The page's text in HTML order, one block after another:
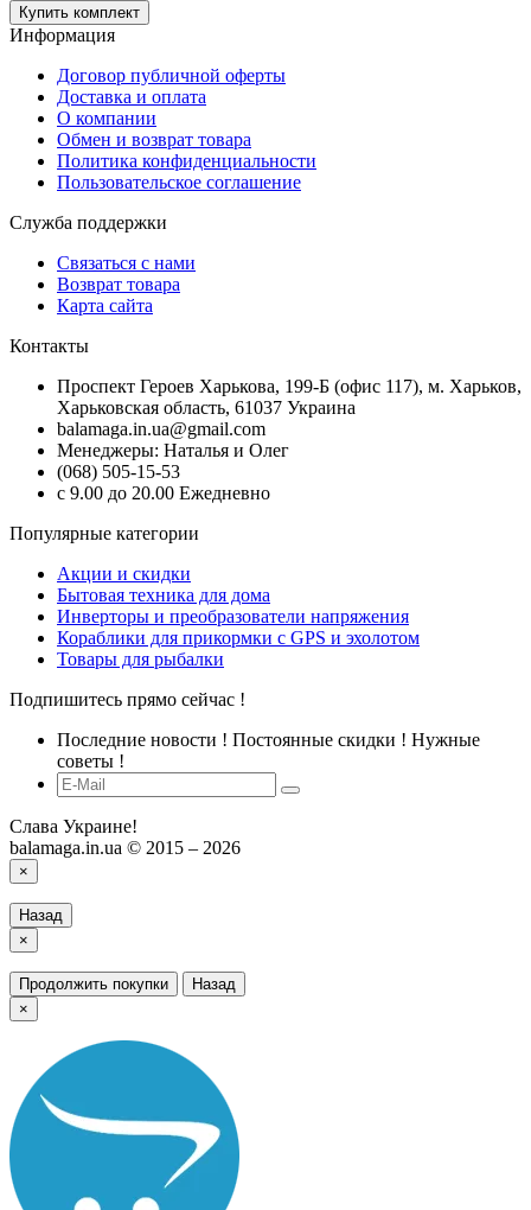
Купить комплект
Информация
Договор публичной оферты
Доставка и оплата
О компании
Обмен и возврат товара
Политика конфиденциальности
Пользовательское соглашение
Служба поддержки
Связаться с нами
Возврат товара
Карта сайта
Контакты
Проспект Героев Харькова, 199-Б (офис 117), м. Харьков,
Харьковская область, 61037 Украина
balamaga.in.ua@gmail.com
Менеджеры: Наталья и Олег
(068) 505-15-53
с 9.00 до 20.00 Ежедневно
Популярные категории
Акции и скидки
Бытовая техника для дома
Инверторы и преобразователи напряжения
Кораблики для прикормки с GPS и эхолотом
Товары для рыбалки
Подпишитесь прямо сейчас !
Последние новости ! Постоянные скидки ! Нужные
советы !
Слава Украине!
balamaga.in.ua © 2015 – 2026
×
Назад
×
Продолжить покупки
Назад
×